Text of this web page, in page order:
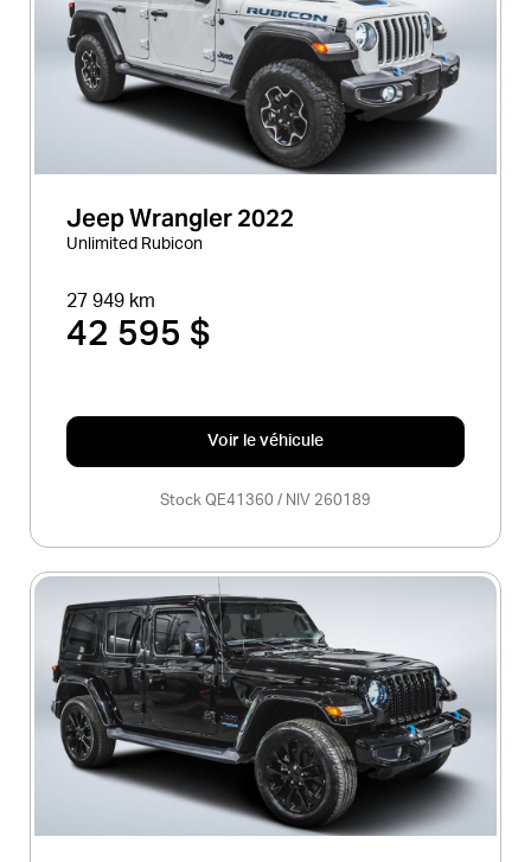
Jeep Wrangler 2022
Unlimited Rubicon
27 949 km
42 595 $
Voir le véhicule
Stock QE41360 / NIV 260189